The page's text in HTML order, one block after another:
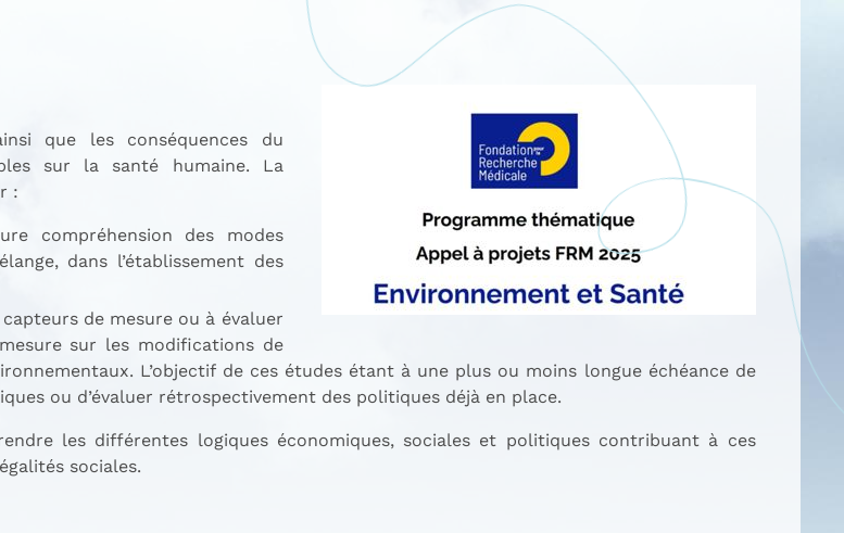
que les conséquences du
sur la santé humaine. La
:
compréhension des modes
dans l’établissement des
de mesure ou à évaluer
sur les modifications de
L’objectif de ces études étant à une plus ou moins longue échéance de
ou d’évaluer rétrospectivement des politiques déjà en place.
les différentes logiques économiques, sociales et politiques contribuant à ces
sociales.